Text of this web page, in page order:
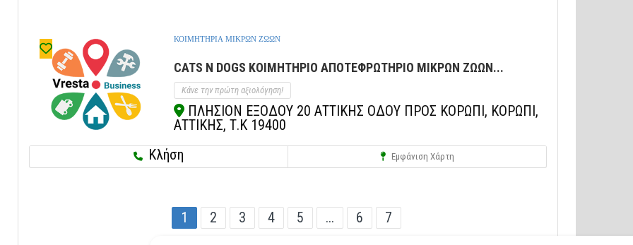
ΚΟΙΜΗΤΗΡΙΑ ΜΙΚΡΩΝ ΖΩΩΝ
CATS N DOGS ΚΟΙΜΗΤΗΡΙΟ ΑΠΟΤΕΦΡΩΤΗΡΙΟ ΜΙΚΡΩΝ ΖΩΩΝ...
Κάνε την πρώτη αξιολόγηση!
ΠΛΗΣΙΟΝ ΕΞΟΔΟΥ 20 ΑΤΤΙΚΗΣ ΟΔΟΥ ΠΡΟΣ ΚΟΡΩΠΙ, ΚΟΡΩΠΙ,
ΑΤΤΙΚΗΣ, Τ.Κ 19400
Κλήση
Εμφάνιση Χάρτη
1 2 3 4 5 ... 6 7